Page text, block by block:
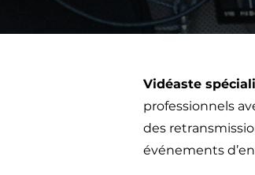
Vidéaste
professionnels
des
événements